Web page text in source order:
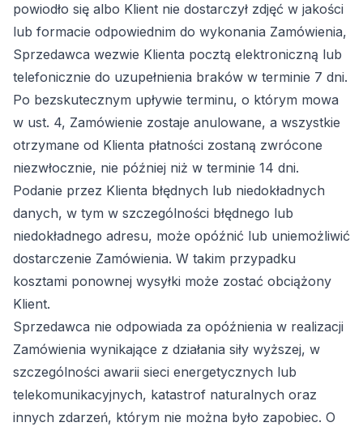
powiodło się albo Klient nie dostarczył zdjęć w jakości
lub formacie odpowiednim do wykonania Zamówienia,
Sprzedawca wezwie Klienta pocztą elektroniczną lub
telefonicznie do uzupełnienia braków w terminie 7 dni.
Po bezskutecznym upływie terminu, o którym mowa
w ust. 4, Zamówienie zostaje anulowane, a wszystkie
otrzymane od Klienta płatności zostaną zwrócone
niezwłocznie, nie później niż w terminie 14 dni.
Podanie przez Klienta błędnych lub niedokładnych
danych, w tym w szczególności błędnego lub
niedokładnego adresu, może opóźnić lub uniemożliwić
dostarczenie Zamówienia. W takim przypadku
kosztami ponownej wysyłki może zostać obciążony
Klient.
Sprzedawca nie odpowiada za opóźnienia w realizacji
Zamówienia wynikające z działania siły wyższej, w
szczególności awarii sieci energetycznych lub
telekomunikacyjnych, katastrof naturalnych oraz
innych zdarzeń, którym nie można było zapobiec. O